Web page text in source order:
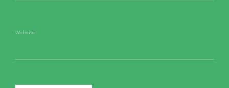
Website